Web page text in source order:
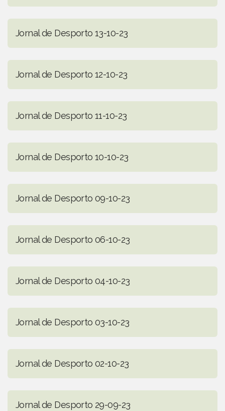
Jornal de Desporto 13-10-23
Jornal de Desporto 12-10-23
Jornal de Desporto 11-10-23
Jornal de Desporto 10-10-23
Jornal de Desporto 09-10-23
Jornal de Desporto 06-10-23
Jornal de Desporto 04-10-23
Jornal de Desporto 03-10-23
Jornal de Desporto 02-10-23
Jornal de Desporto 29-09-23